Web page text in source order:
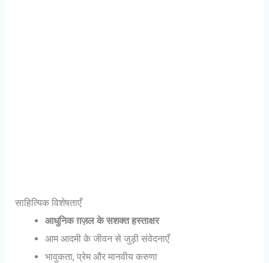
साहित्यिक विशेषताएँ
आधुनिक ग़ज़ल के सशक्त हस्ताक्षर
आम आदमी के जीवन से जुड़ी संवेदनाएँ
भावुकता, प्रेम और मानवीय करुणा